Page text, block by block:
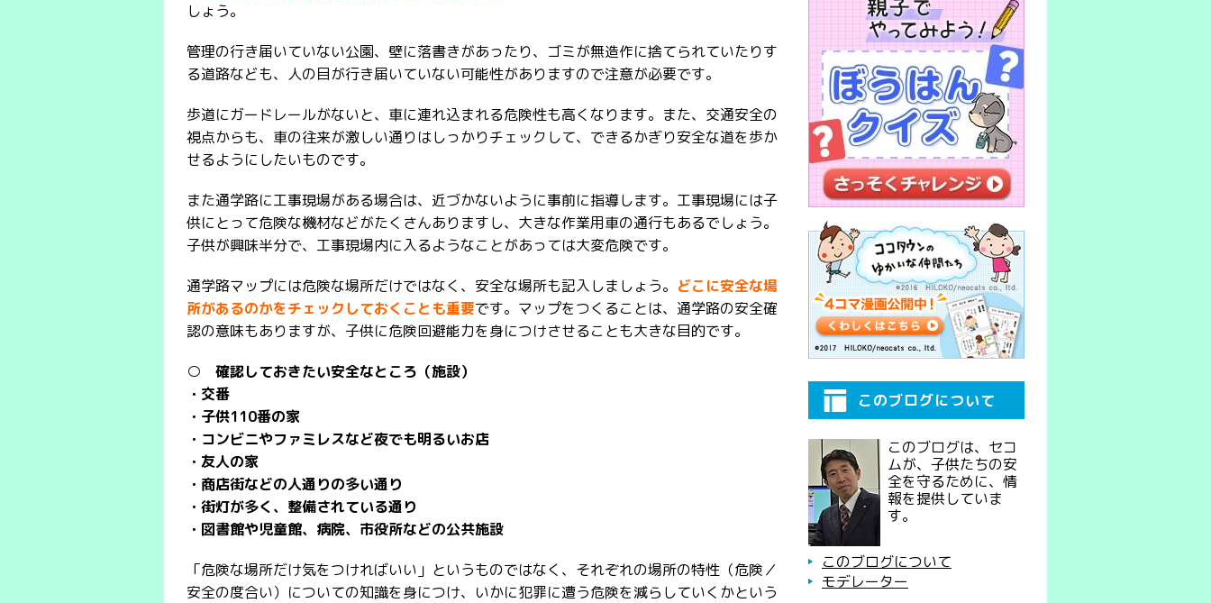
しょう。
管理の行き届いていない公園、壁に落書きがあったり、ゴミが無造作に捨てられていたりす
る道路なども、人の目が行き届いていない可能性がありますので注意が必要です。
歩道にガードレールがないと、車に連れ込まれる危険性も高くなります。また、交通安全の
視点からも、車の往来が激しい通りはしっかりチェックして、できるかぎり安全な道を歩か
せるようにしたいものです。
また通学路に工事現場がある場合は、近づかないように事前に指導します。工事現場には子
供にとって危険な機材などがたくさんありますし、大きな作業用車の通行もあるでしょう。
子供が興味半分で、工事現場内に入るようなことがあっては大変危険です。
通学路マップには危険な場所だけではなく、安全な場所も記入しましょう。 どこに安全な場
所があるのかをチェックしておくことも重要です。マップをつくることは、通学路の安全確
認の意味もありますが、子供に危険回避能力を身につけさせることも大きな目的です。
○ 確認しておきたい安全なところ（施設）
・交番
・子供110番の家
・コンビニやファミレスなど夜でも明るいお店
・友人の家
・商店街などの人通りの多い通り
・街灯が多く、整備されている通り
・図書館や児童館、病院、市役所などの公共施設
「危険な場所だけ気をつければいい」というものではなく、それぞれの場所の特性（危険／
安全の度合い）についての知識を身につけ、いかに犯罪に遭う危険を減らしていくかという
このブログについて
このブログは、セコ
ムが、子供たちの安
全を守るために、情
報を提供していま
す。
このブログについて
モデレーター